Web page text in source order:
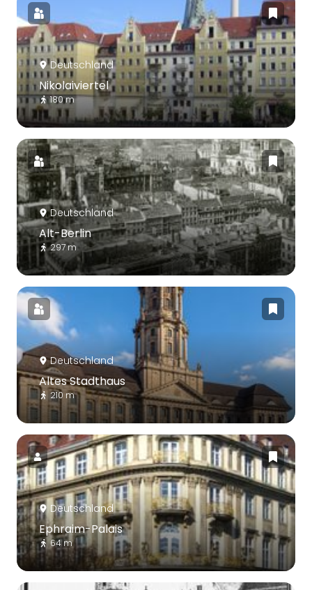
Deutschland
Nikolaiviertel
180 m
Deutschland
Alt-Berlin
297 m
Deutschland
Altes Stadthaus
210 m
Deutschland
Ephraim-Palais
64 m